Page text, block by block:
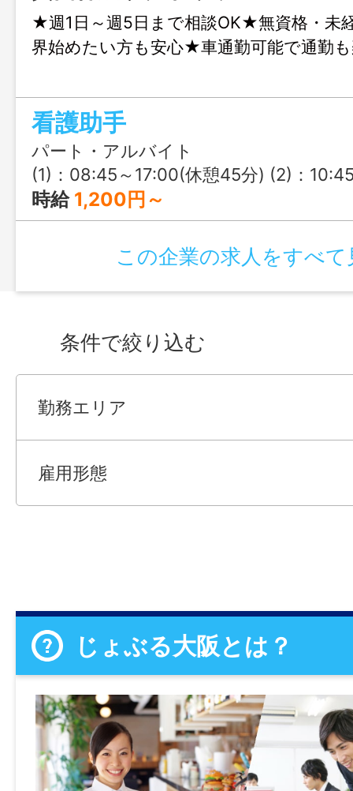
★週1日～週5日まで相談OK★無資格・未
界始めたい方も安心★車通勤可能で通勤
看護助手
パート・アルバイト
(1)：08:45～17:00(休憩45分) (2)：10:45～19:00(休憩45分) (3)
時給 1,200円～
この企業の求人をすべて
条件で絞り込む
勤務エリア
雇用形態
じょぶる大阪とは？